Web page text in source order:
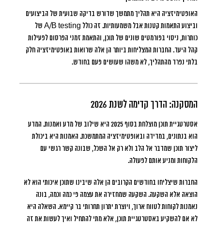
האופטימיזציה היא תהליך מתמשך שדורש בדיקה שבועית של הביצועים
וביצוע התאמות קטנות אבל משמעותיות. זה כולל A/B testing של
כותרות, ניסוי בפורמטים שונים של תוכן, והתאמת זמני הפרסום לפעילות
קהל היעד. החברות המצליחות ביותר הן אלה שרואות באופטימיזציה חלק
בלתי נפרד מהתהליך, לא משהו שעושים פעם בחודש.
המסקנה: הדרך קדימה לשנת 2026
אסטרטגיית תוכן מוצלחת בסוף 2025 היא שילוב של מדע ואמנות. המדע
הוא בנתונים, במדידה ובאופטימיזציה המתמשכת. האמנות היא ביכולת
ליצור תוכן שמדבר אל הלב ולא רק אל השכל, שבונה קשר רגשי עם
הלקוחות ומניע אותם לפעולה.
החברות שיצליחו בחודשים הקרובים הן אלה שיבינו שתוכן איכותי הוא לא
הוצאה אלא השקעה. השקעה שמחזירה את עצמה פי כמה וכמה, בונה
נאמנות לקוחות לטווח ארוך, ויוצרת יתרון תחרותי בר קיימא. השאלה היא
לא אם להשקיע באסטרטגיית תוכן, אלא מתי להתחיל ואיך לעשות את זה